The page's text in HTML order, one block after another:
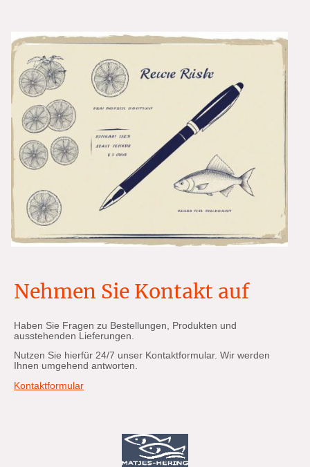
Nehmen Sie Kontakt auf
Haben Sie Fragen zu Bestellungen, Produkten und
ausstehenden Lieferungen.
Nutzen Sie hierfür 24/7 unser Kontaktformular. Wir werden
Ihnen umgehend antworten.
Kontaktformular